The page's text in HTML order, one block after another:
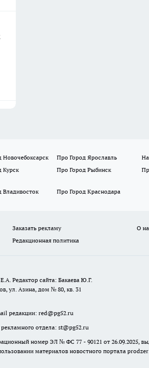
Новочебоксарск Про Город Ярославль
Курск Про Город Рыбинск
Владивосток Про Город Краснодара
Заказать рекламу
О
Редакционная политика
Редактор сайта: Бакаева Ю.Г.
ул. Азина, дом № 80, кв. 31
редакции: red@pg52.ru
отдела: st@pg52.ru
номер ЭЛ № ФС 77 - 90121 от 26.09.2025,
материалов новостного портала